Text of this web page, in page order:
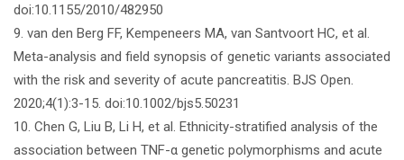
doi:10.1155/2010/482950
9. van den Berg FF, Kempeneers MA, van Santvoort HC, et al.
Meta-analysis and field synopsis of genetic variants associated
with the risk and severity of acute pancreatitis. BJS Open.
2020;4(1):3-15. doi:10.1002/bjs5.50231
10. Chen G, Liu B, Li H, et al. Ethnicity-stratified analysis of the
association between TNF-α genetic polymorphisms and acute